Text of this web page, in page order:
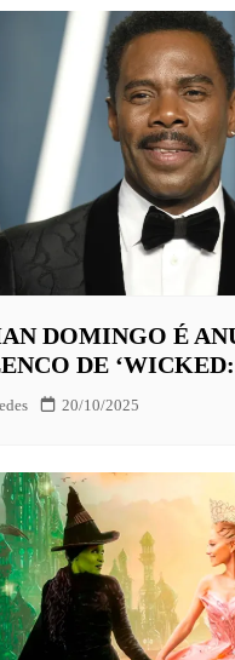
DOMINGO É
DE
20/10/2025